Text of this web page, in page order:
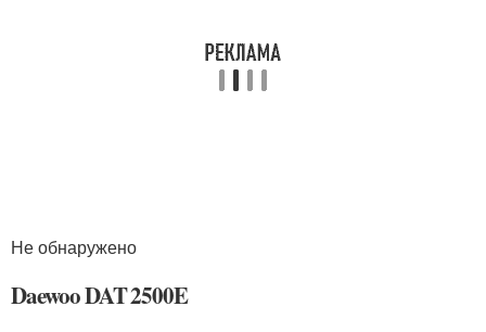
Не обнаружено
Daewoo DAT 2500E